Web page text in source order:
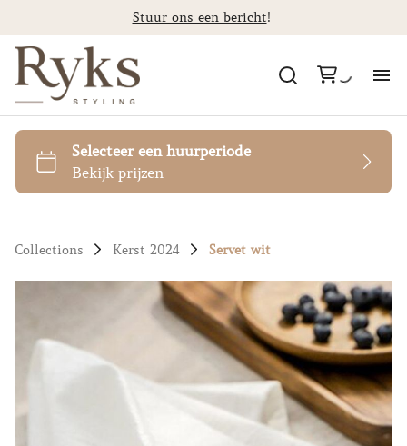
Stuur ons een bericht!
Collections Kerst 2024 Servet wit